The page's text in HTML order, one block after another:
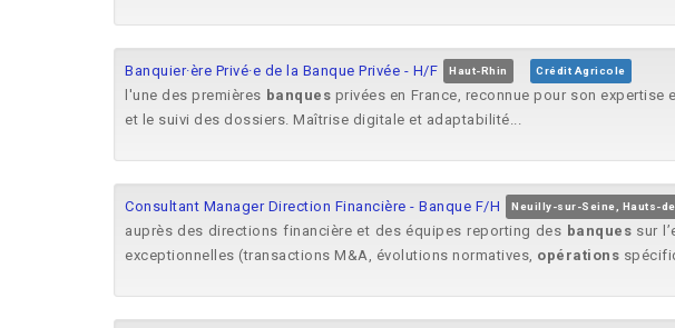
Banquier·ère Privé·e de la Banque Privée - H/F Haut-Rhin Crédit Agricole
l'une des premières banques privées en France, reconnue pour son
et le suivi des dossiers. Maîtrise digitale et adaptabilité...
Consultant Manager Direction Financière - Banque F/H Neuilly-sur-Seine, Hauts-
auprès des directions financière et des équipes reporting des banques sur
exceptionnelles (transactions M&A, évolutions normatives, opérations